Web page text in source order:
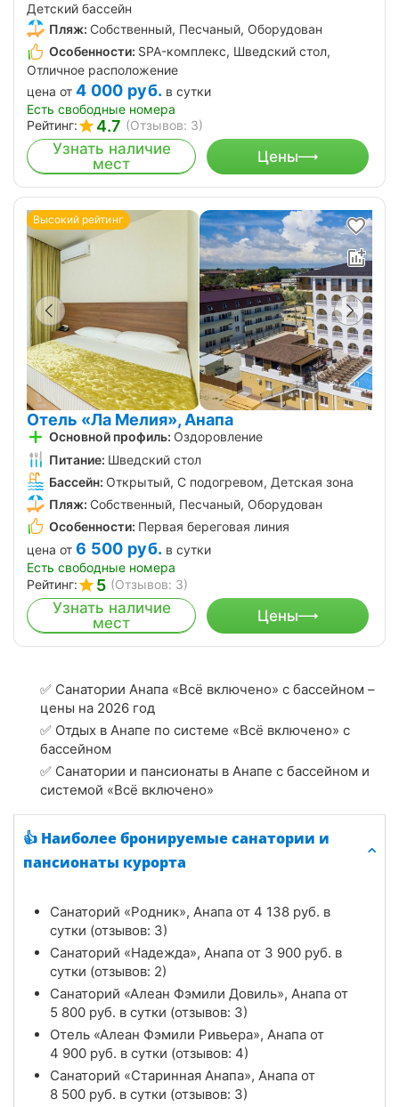
✅ Санатории Анапа «Всё включено» с бассейном –
цены на 2026 год
✅ Отдых в Анапе по системе «Всё включено» с
бассейном
✅ Санатории и пансионаты в Анапе с бассейном и
системой «Всё включено»
👍 Наиболее бронируемые санатории и
пансионаты курорта
Санаторий «Родник», Анапа от 4 138 руб. в
сутки (отзывов: 3)
Санаторий «Надежда», Анапа от 3 900 руб. в
сутки (отзывов: 2)
Санаторий «Алеан Фэмили Довиль», Анапа от
5 800 руб. в сутки (отзывов: 3)
Отель «Алеан Фэмили Ривьера», Анапа от
4 900 руб. в сутки (отзывов: 4)
Санаторий «Старинная Анапа», Анапа от
8 500 руб. в сутки (отзывов: 3)
Детский бассейн
Пляж: Собственный, Песчаный, Оборудован
Особенности: SPA-комплекс, Шведский стол,
Отличное расположение
цена от 4 000 руб. в сутки
Есть свободные номера
Рейтинг:
4.7 (Отзывов: 3)
Узнать наличие
мест
Цены
Высокий рейтинг
Отель «Ла Мелия», Анапа
Основной профиль: Оздоровление
Питание: Шведский стол
Бассейн: Открытый, С подогревом, Детская зона
Пляж: Собственный, Песчаный, Оборудован
Особенности: Первая береговая линия
цена от 6 500 руб. в сутки
Есть свободные номера
Рейтинг:
5 (Отзывов: 3)
Узнать наличие
мест
Цены